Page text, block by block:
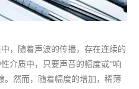
，随着声波的传播，存在连续的
介质中，只要声音的幅度或“响
。然而，随着幅度的增加，稀薄